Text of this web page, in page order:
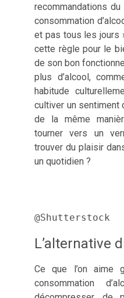
recommandations
consommation
et pas tous les jours
cette règle pour le
de son bon
plus d’alcool,
habitude
cultiver un sentiment
de la même
tourner vers un
trouver du plaisir
un quotidien ?
@Shutterstock
L’alternative
Ce que l’on aime
consommation